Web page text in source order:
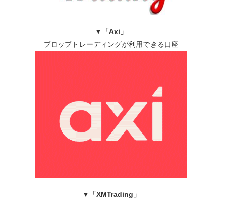
▼
「Axi」
プロップトレーディングが利用できる口座
▼
「XMTrading」